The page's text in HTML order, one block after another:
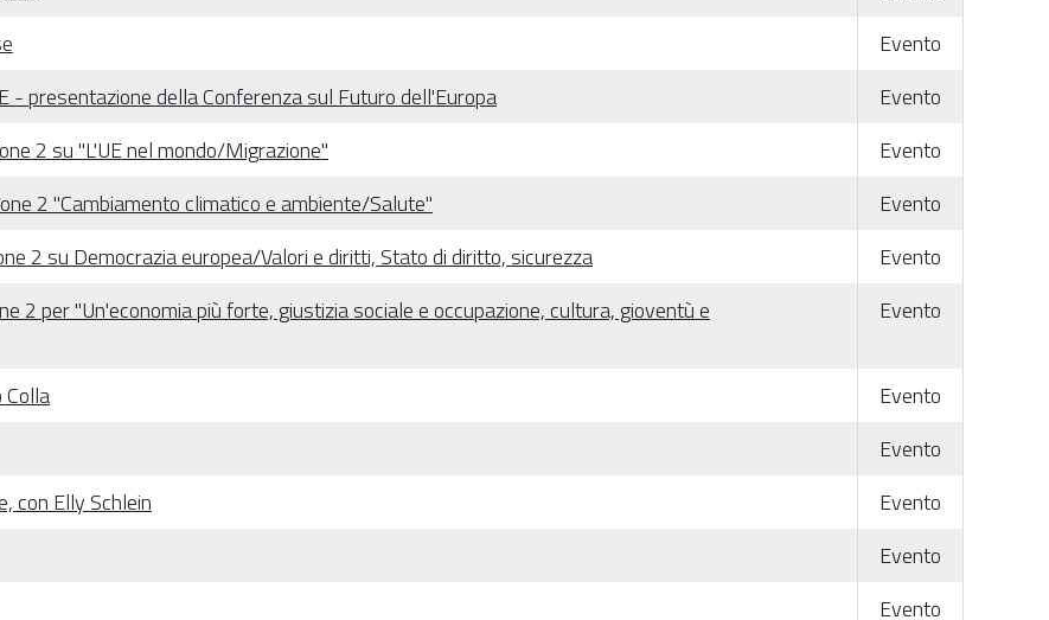
Evento
- presentazione della Conferenza sul Futuro dell'Europa
Evento
2 su "L'UE nel mondo/Migrazione"
Evento
2 "Cambiamento climatico e ambiente/Salute"
Evento
2 su Democrazia europea/Valori e diritti, Stato di diritto, sicurezza
Evento
2 per "Un'economia più forte, giustizia sociale e occupazione, cultura, gioventù e
Evento
Colla
Evento
Evento
con Elly Schlein
Evento
Evento
Evento